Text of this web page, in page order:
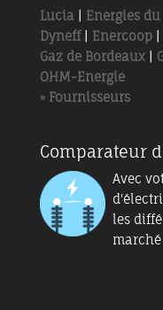
Lucia Energies
Dyneff| Enercoop|
Gaz de Bordeaux|
OHM-Energie
» Fournisseurs
Comparateur
Avec
les
marché